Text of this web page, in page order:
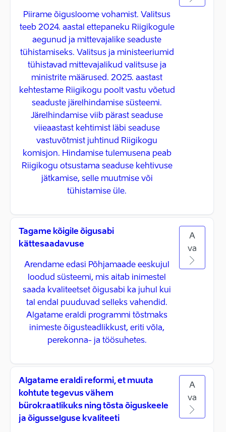
Piirame õigusloome vohamist. Valitsus
teeb 2024. aastal ettepaneku Riigikogule
aegunud ja mittevajalike seaduste
tühistamiseks. Valitsus ja ministeeriumid
tühistavad mittevajalikud valitsuse ja
ministrite määrused. 2025. aastast
kehtestame Riigikogu poolt vastu võetud
seaduste järelhindamise süsteemi.
Järelhindamise viib pärast seaduse
viieaastast kehtimist läbi seaduse
vastuvõtmist juhtinud Riigikogu
komisjon. Hindamise tulemusena peab
Riigikogu otsustama seaduse kehtivuse
jätkamise, selle muutmise või
tühistamise üle.
Tagame kõigile õigusabi
kättesaadavuse
Arendame edasi Põhjamaade eeskujul
loodud süsteemi, mis aitab inimestel
saada kvaliteetset õigusabi ka juhul kui
tal endal puuduvad selleks vahendid.
Algatame eraldi programmi tõstmaks
inimeste õigusteadlikkust, eriti võla,
perekonna- ja töösuhetes.
A
va
Algatame eraldi reformi, et muuta
kohtute tegevus vähem
bürokraatlikuks ning tõsta õiguskeele
ja õigusselguse kvaliteeti
A
va